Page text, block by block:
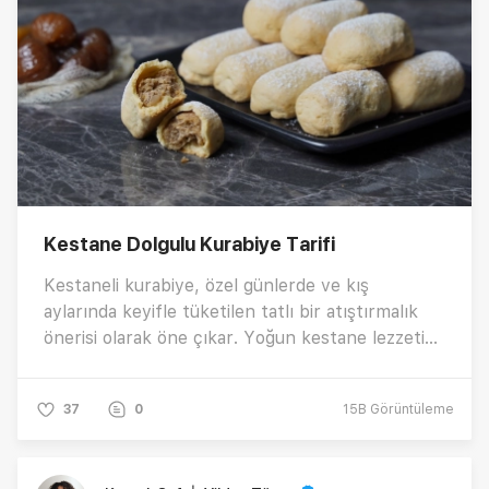
Kestane Dolgulu Kurabiye Tarifi
Kestaneli kurabiye, özel günlerde ve kış
aylarında keyifle tüketilen tatlı bir atıştırmalık
önerisi olarak öne çıkar. Yoğun kestane lezzeti
damakları şenlendiren bu tadına doyum olmaz
37 0 15B Görüntüleme